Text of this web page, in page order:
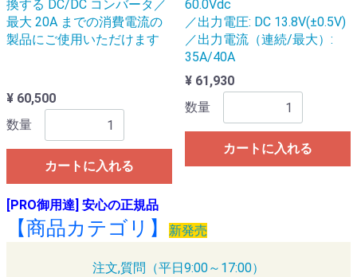
換する DC/DC コンバータ／
最大 20A までの消費電流の
製品にご使用いただけます
¥ 60,500
数量
カートに入れる
60.0Vdc
／出力電圧: DC 13.8V(±0.5V)
／出力電流（連続/最大）:
35A/40A
¥ 61,930
数量
カートに入れる
[PRO御用達] 安心の正規品
【商品カテゴリ】 新発売
注文,質問（平日9:00～17:00）